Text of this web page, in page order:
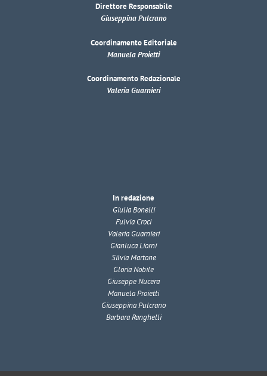
Direttore Responsabile
Giuseppina Pulcrano
Coordinamento Editoriale
Manuela Proietti
Coordinamento Redazionale
Valeria Guarnieri
In redazione
Giulia Bonelli
Fulvia Croci
Valeria Guarnieri
Gianluca Liorni
Silvia Martone
Gloria Nobile
Giuseppe Nucera
Manuela Proietti
Giuseppina Pulcrano
Barbara Ranghelli